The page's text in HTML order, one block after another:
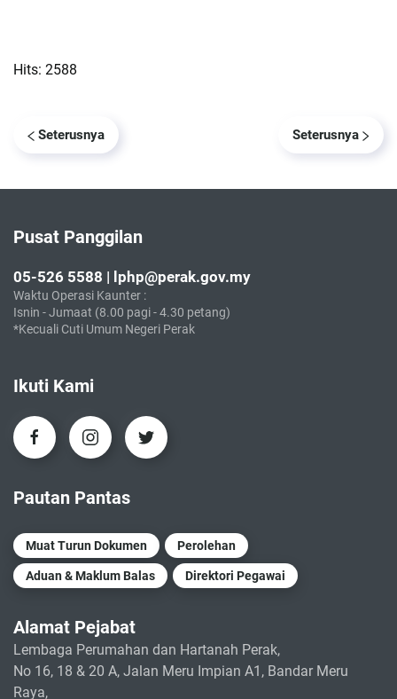
Hits: 2588
Seterusnya Seterusnya
Pusat Panggilan
05-526 5588 | lphp@perak.gov.my
Waktu Operasi Kaunter :
Isnin - Jumaat (8.00 pagi - 4.30 petang)
*Kecuali Cuti Umum Negeri Perak
Ikuti Kami
Pautan Pantas
Muat Turun Dokumen Perolehan
Aduan & Maklum Balas Direktori Pegawai
Alamat Pejabat
Lembaga Perumahan dan Hartanah Perak,
No 16, 18 & 20 A, Jalan Meru Impian A1, Bandar Meru
Raya,